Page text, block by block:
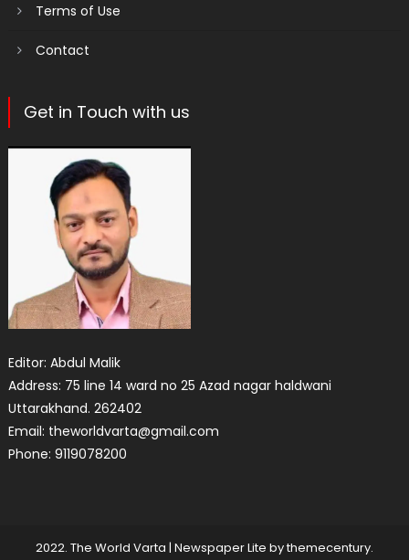
Terms of Use
Contact
Get in Touch with us
Editor: Abdul Malik
Address: 75 line 14 ward no 25 Azad nagar haldwani
Uttarakhand. 262402
Email: theworldvarta@gmail.com
Phone: 9119078200
2022. The World Varta | Newspaper Lite bythemecentury.